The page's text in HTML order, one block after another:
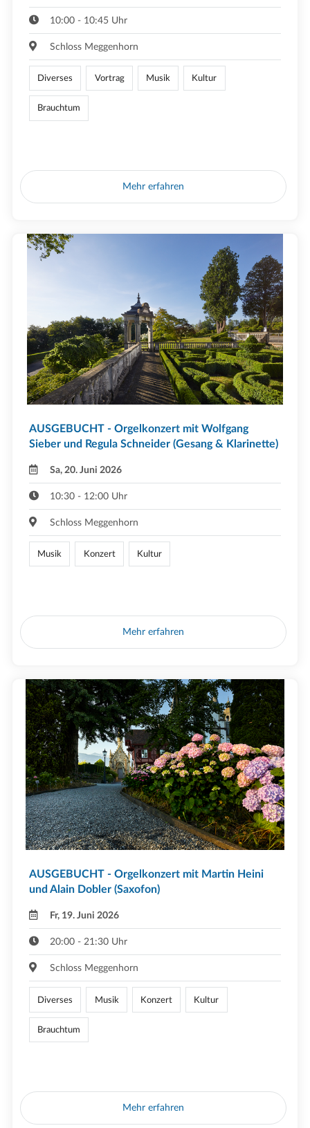
10:00 - 10:45 Uhr
Schloss Meggenhorn
Diverses Vortrag Musik Kultur
Brauchtum
Mehr erfahren
AUSGEBUCHT - Orgelkonzert mit Wolfgang
Sieber und Regula Schneider (Gesang & Klarinette)
Sa, 20. Juni 2026
10:30 - 12:00 Uhr
Schloss Meggenhorn
Musik Konzert Kultur
Mehr erfahren
AUSGEBUCHT - Orgelkonzert mit Martin Heini
und Alain Dobler (Saxofon)
Fr, 19. Juni 2026
20:00 - 21:30 Uhr
Schloss Meggenhorn
Diverses Musik Konzert Kultur
Brauchtum
Mehr erfahren